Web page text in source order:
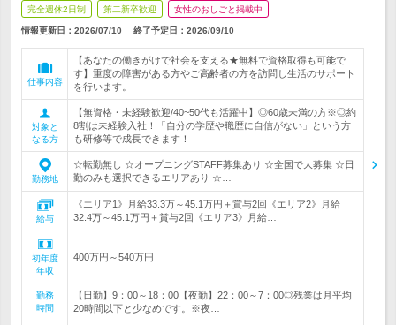
完全週休2日制 第二新卒歓迎 女性のおしごと掲載中
情報更新日：2026/07/10 終了予定日： 2026/09/10
仕事内容
【あなたの働きがけで社会を支える★無料で資格取得も可能で
す】重度の障害がある方やご高齢者の方を訪問し生活のサポート
を行います。
対象と
なる方
【無資格・未経験歓迎/40~50代も活躍中】◎60歳未満の方※◎約
8割は未経験入社！「自分の学歴や職歴に自信がない」という方
も研修等で成長できます！
勤務地
☆転勤無し ☆オープニングSTAFF募集あり ☆全国で大募集 ☆日
勤のみも選択できるエリアあり ☆…
給与
《エリア1》月給33.3万～45.1万円＋賞与2回《エリア2》月給
32.4万～45.1万円＋賞与2回《エリア3》月給…
初年度
年収
400万円～540万円
勤務
時間
【日勤】9：00～18：00【夜勤】22：00～7：00◎残業は月平均
20時間以下と少なめです。※夜…